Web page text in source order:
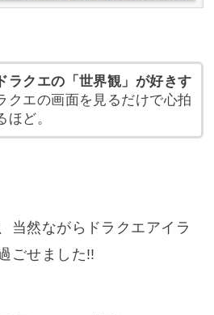
ドラクエの「世界観」が好きす
クエの画面を見るだけで心拍
ほど。
当然ながらドラクエアイラ
ごせました!!